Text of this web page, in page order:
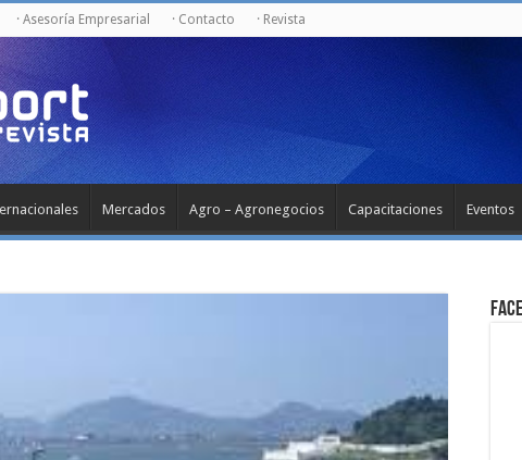
· Asesoría Empresarial · Contacto · Revista
Mercados Agro – Agronegocios Capacitaciones Eventos